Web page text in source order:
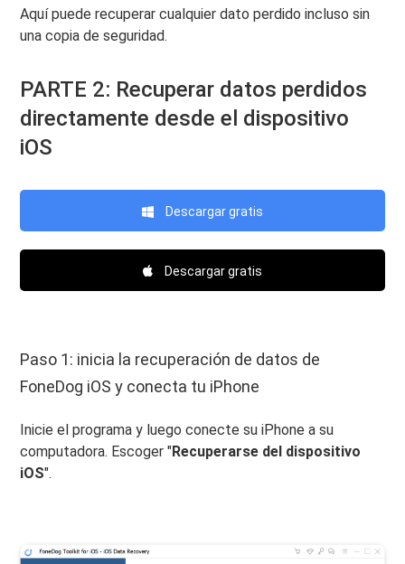
Aquí puede recuperar cualquier dato perdido incluso sin
una copia de seguridad.
PARTE 2: Recuperar datos perdidos
directamente desde el dispositivo
iOS
Descargar gratis
Descargar gratis
Paso 1: inicia la recuperación de datos de
FoneDog iOS y conecta tu iPhone
Inicie el programa y luego conecte su iPhone a su
computadora. Escoger "Recuperarse del dispositivo
iOS".